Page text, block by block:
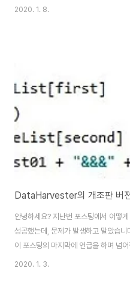
으로 작업을 할 수 있는 것으로 보입니
멈추어 버린 것 입니다. 이..
2020. 1. 8.
DataHarvester의 개조판 버
안녕하세요? 지난번 포스팅에서 어떻
성공했는데, 문제가 발생하고 말았습
이 포스팅의 마지막에 언급을 하며 넘
온다면 나온다고 할 수 있습니다. 일단
2020. 1. 3.